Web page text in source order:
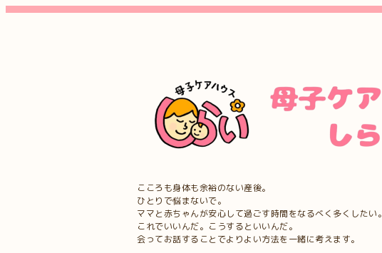
こころも身体も余裕のない産後。
ひとりで悩まないで。
ママと赤ちゃんが安心して過ごす時間をなるべく多くしたい。
これでいいんだ。こうするといいんだ。
会ってお話することでよりよい方法を一緒に考えます。